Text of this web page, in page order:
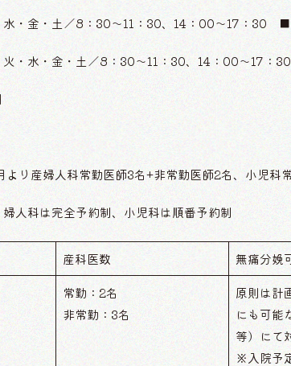
・金・土／8：30〜11：30、14：00〜17：30
・水・金・土／8：30〜11：30、14：00〜17
り産婦人科常勤医師3名+非常勤医師2名、小児科
人科は完全予約制、小児科は順番予約制
産科医数 無痛分娩
常勤：2名
非常勤：3名
原則は計
にも可能
等）にて
※入院予